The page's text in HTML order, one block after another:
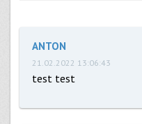
ANTON
21.02.2022 13:06:43
test test